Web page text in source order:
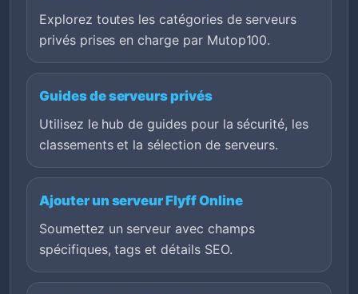
Explorez toutes les catégories de serveurs
privés prises en charge par Mutop100.
Guides de serveurs privés
Utilisez le hub de guides pour la sécurité, les
classements et la sélection de serveurs.
Ajouter un serveur Flyff Online
Soumettez un serveur avec champs
spécifiques, tags et détails SEO.